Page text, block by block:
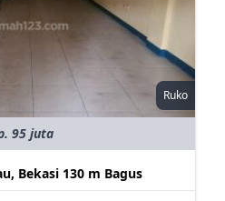
Ruko
95 juta
Bekasi 130 m Bagus